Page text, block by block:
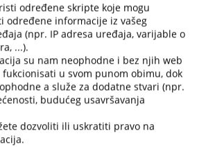
određene skripte koje mogu
određene informacije iz vašeg
(npr. IP adresa uređaja, varijable o
...).
su nam neophodne i bez njih web
u svom punom obimu, dok
a služe za dodatne stvari (npr.
budućeg usavršavanja
dozvoliti ili uskratiti pravo na